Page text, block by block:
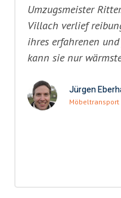
Umzugsmeister
Villach verlief
ihres erfahrenen
kann sie nur
Jürgen